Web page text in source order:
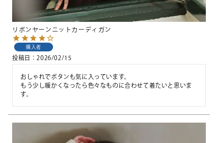
リボンヤーンニットカーディガン
購入者
投稿日 2026/02/15
おしゃれでボタンも気に入っています。
もう少し暖かくなったら色々なものに合わせて着たいと思いま
す。